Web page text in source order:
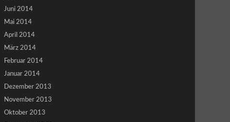
Juni 2014
Mai 2014
April 2014
März 2014
Februar 2014
Januar 2014
Dezember 2013
November 2013
Oktober 2013